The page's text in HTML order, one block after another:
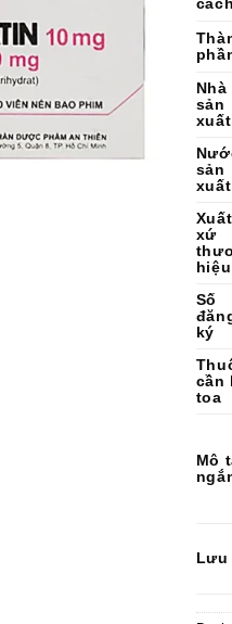
Nhà
sản
xuất
sản
xuất
Xuất
xứ
hiệu
Số
ký
cần
toa
Mô
Lưu